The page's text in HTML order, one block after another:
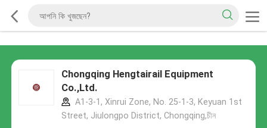
Chongqing Hengtairail Equipment
Co.,Ltd.
A1-3-1, Xinrui Zone, No. 25-1-3, Keyuan 1st
Street, Jiulongpo District, Chongqing,চীন